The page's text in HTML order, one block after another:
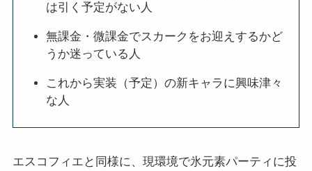
は引く予定がない人
無課金・微課金でスカークをお迎えするかど
うか迷っている人
これから実装（予定）の新キャラに興味津々
な人
エスコフィエと同様に、現環境で氷元素パーティに投